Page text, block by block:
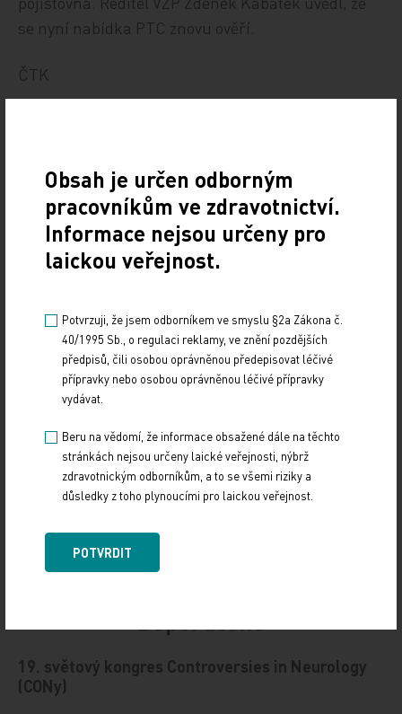
se nyní nabídka PTC znovu ověří.
ČTK
Z REGIONŮ
Sdílejte článek
19. světový kongres Controversies in Neurology
(CONy)
Obsah je určen odborným
pracovníkům ve zdravotnictví.
Informace nejsou určeny pro
laickou veřejnost.
Potvrzuji, že jsem odborníkem ve smyslu §2a Zákona č.
40/1995 Sb., o regulaci reklamy, ve znění pozdějších
předpisů, čili osobou oprávněnou předepisovat léčivé
přípravky nebo osobou oprávněnou léčivé přípravky
vydávat.
Beru na vědomí, že informace obsažené dále na těchto
stránkách nejsou určeny laické veřejnosti, nýbrž
zdravotnickým odborníkům, a to se všemi riziky a
důsledky z toho plynoucími pro laickou veřejnost.
POTVRDIT